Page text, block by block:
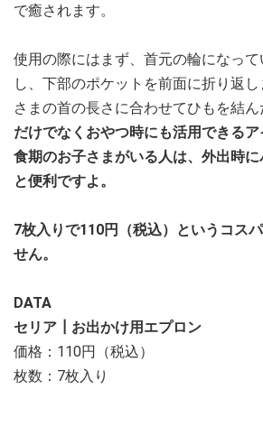
で癒されます。
使用の際にはまず、首元の輪になっ
し、下部のポケットを前面に折り返
さまの首の長さに合わせてひもを結ん
だけでなくおやつ時にも活用できる
食期のお子さまがいる人は、外出時に
と便利ですよ。
7枚入りで110円（税込）というコス
せん。
DATA
セリア┃お出かけ用エプロン
価格：110円（税込）
枚数：7枚入り